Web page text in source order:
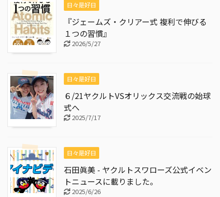
日々是好日
『ジェームズ・クリアー式 複利で伸びる
１つの習慣』
2026/5/27
日々是好日
６/21ヤクルトVSオリックス交流戦の始球
式へ
2025/7/17
日々是好日
石田眞美 - ヤクルトスワローズ公式イベン
トニュースに載りました。
2025/6/26